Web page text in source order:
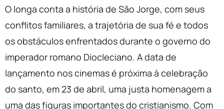
O longa conta a história de São Jorge, com seus
conflitos familiares, a trajetória de sua fé e todos
os obstáculos enfrentados durante o governo do
imperador romano Diocleciano. A data de
lançamento nos cinemas é próxima à celebração
do santo, em 23 de abril, uma justa homenagem a
uma das figuras importantes do cristianismo. Com